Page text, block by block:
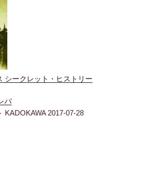
シークレット・ヒストリー
バ
KADOKAWA 2017-07-28